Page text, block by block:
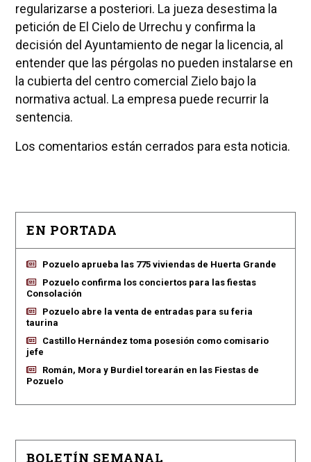
regularizarse a posteriori. La jueza desestima la
petición de El Cielo de Urrechu y confirma la
decisión del Ayuntamiento de negar la licencia, al
entender que las pérgolas no pueden instalarse en
la cubierta del centro comercial Zielo bajo la
normativa actual. La empresa puede recurrir la
sentencia.
Los comentarios están cerrados para esta noticia.
EN PORTADA
Pozuelo aprueba las 775 viviendas de Huerta Grande
Pozuelo confirma los conciertos para las fiestas
Consolación
Pozuelo abre la venta de entradas para su feria
taurina
Castillo Hernández toma posesión como comisario
jefe
Román, Mora y Burdiel torearán en las Fiestas de
Pozuelo
BOLETÍN SEMANAL